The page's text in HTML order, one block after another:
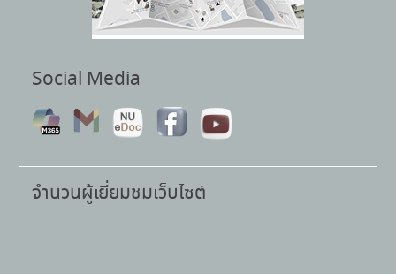
Social Media
จำนวนผู้เยี่ยมชมเว็บไซต์